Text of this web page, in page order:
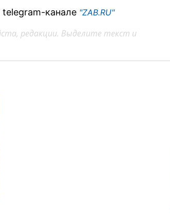
канале "ZAB.RU"
редакции. Выделите текст и